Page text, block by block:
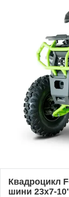
Квадроцикл
шини 23x7-